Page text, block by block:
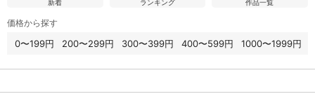
新着 ランキング 作品一覧
価格から探す
0〜199円 200〜299円 300〜399円 400〜599円 1000〜1999円